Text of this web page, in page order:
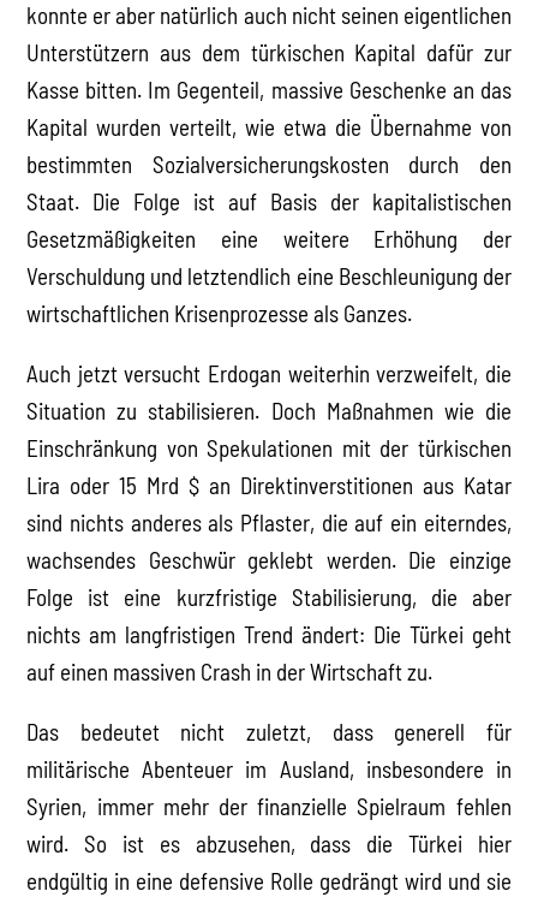
konnte er aber natürlich auch nicht seinen eigentlichen
Unterstützern aus dem türkischen Kapital dafür zur
Kasse bitten. Im Gegenteil, massive Geschenke an das
Kapital wurden verteilt, wie etwa die Übernahme von
bestimmten Sozialversicherungskosten durch den
Staat. Die Folge ist auf Basis der kapitalistischen
Gesetzmäßigkeiten eine weitere Erhöhung der
Verschuldung und letztendlich eine Beschleunigung der
wirtschaftlichen Krisenprozesse als Ganzes.
Auch jetzt versucht Erdogan weiterhin verzweifelt, die
Situation zu stabilisieren. Doch Maßnahmen wie die
Einschränkung von Spekulationen mit der türkischen
Lira oder 15 Mrd $ an Direktinverstitionen aus Katar
sind nichts anderes als Pflaster, die auf ein eiterndes,
wachsendes Geschwür geklebt werden. Die einzige
Folge ist eine kurzfristige Stabilisierung, die aber
nichts am langfristigen Trend ändert: Die Türkei geht
auf einen massiven Crash in der Wirtschaft zu.
Das bedeutet nicht zuletzt, dass generell für
militärische Abenteuer im Ausland, insbesondere in
Syrien, immer mehr der finanzielle Spielraum fehlen
wird. So ist es abzusehen, dass die Türkei hier
endgültig in eine defensive Rolle gedrängt wird und sie